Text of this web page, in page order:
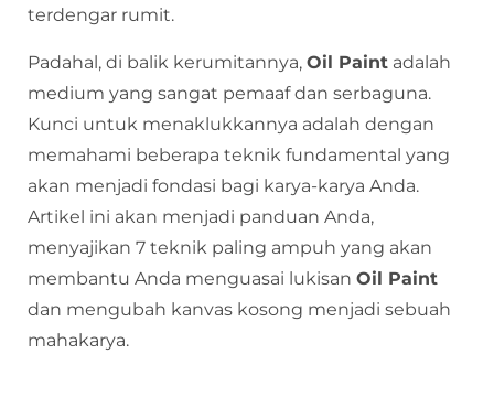
terdengar rumit.
Padahal, di balik kerumitannya, Oil Paint adalah
medium yang sangat pemaaf dan serbaguna.
Kunci untuk menaklukkannya adalah dengan
memahami beberapa teknik fundamental yang
akan menjadi fondasi bagi karya-karya Anda.
Artikel ini akan menjadi panduan Anda,
menyajikan 7 teknik paling ampuh yang akan
membantu Anda menguasai lukisan Oil Paint
dan mengubah kanvas kosong menjadi sebuah
mahakarya.